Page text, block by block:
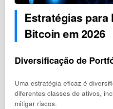
Estratégias para
Bitcoin em 2026
Diversificação de
Uma estratégia eficaz é
diferentes classes de ativos,
mitigar riscos.